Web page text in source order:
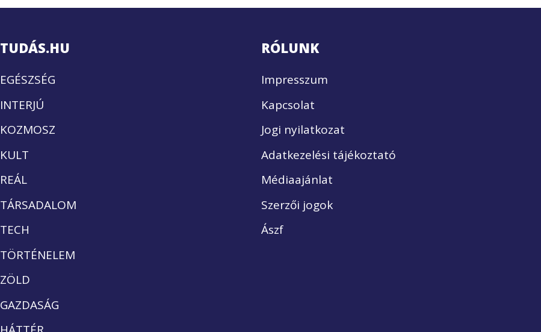
TUDÁS.HU
EGÉSZSÉG
INTERJÚ
KOZMOSZ
KULT
REÁL
TÁRSADALOM
TECH
TÖRTÉNELEM
ZÖLD
GAZDASÁG
RÓLUNK
Impresszum
Kapcsolat
Jogi nyilatkozat
Adatkezelési tájékoztató
Médiaajánlat
Szerzői jogok
Ászf